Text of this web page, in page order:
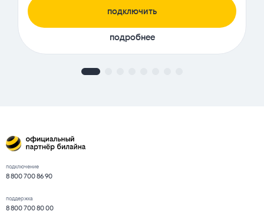
подключить
подробнее
подключение
8 800 700 86 90
поддержка
8 800 700 80 00